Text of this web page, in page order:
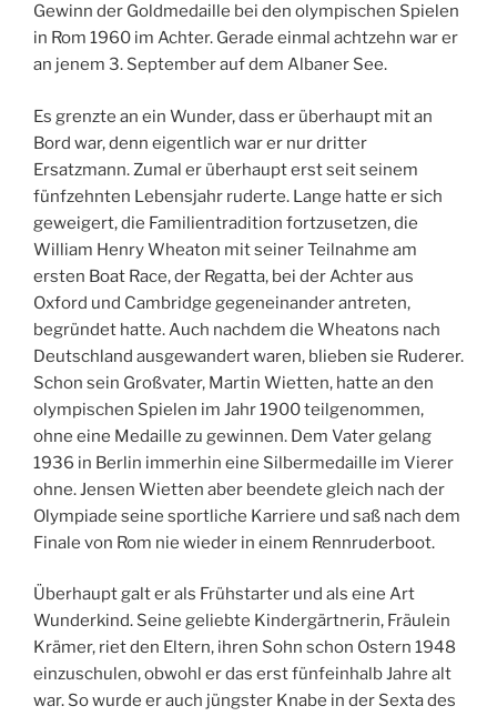
Gewinn der Goldmedaille bei den olympischen Spielen
in Rom 1960 im Achter. Gerade einmal achtzehn war er
an jenem 3. September auf dem Albaner See.
Es grenzte an ein Wunder, dass er überhaupt mit an
Bord war, denn eigentlich war er nur dritter
Ersatzmann. Zumal er überhaupt erst seit seinem
fünfzehnten Lebensjahr ruderte. Lange hatte er sich
geweigert, die Familientradition fortzusetzen, die
William Henry Wheaton mit seiner Teilnahme am
ersten Boat Race, der Regatta, bei der Achter aus
Oxford und Cambridge gegeneinander antreten,
begründet hatte. Auch nachdem die Wheatons nach
Deutschland ausgewandert waren, blieben sie Ruderer.
Schon sein Großvater, Martin Wietten, hatte an den
olympischen Spielen im Jahr 1900 teilgenommen,
ohne eine Medaille zu gewinnen. Dem Vater gelang
1936 in Berlin immerhin eine Silbermedaille im Vierer
ohne. Jensen Wietten aber beendete gleich nach der
Olympiade seine sportliche Karriere und saß nach dem
Finale von Rom nie wieder in einem Rennruderboot.
Überhaupt galt er als Frühstarter und als eine Art
Wunderkind. Seine geliebte Kindergärtnerin, Fräulein
Krämer, riet den Eltern, ihren Sohn schon Ostern 1948
einzuschulen, obwohl er das erst fünfeinhalb Jahre alt
war. So wurde er auch jüngster Knabe in der Sexta des